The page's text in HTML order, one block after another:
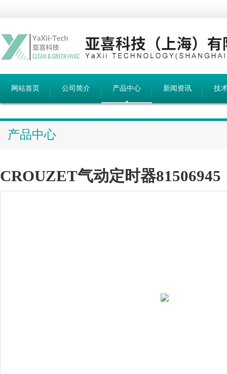
网站首页 公司简介 产品中心 新闻资讯 技
产品中心
CROUZET气动定时器81506945